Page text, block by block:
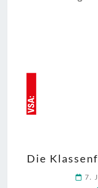
Die
7.